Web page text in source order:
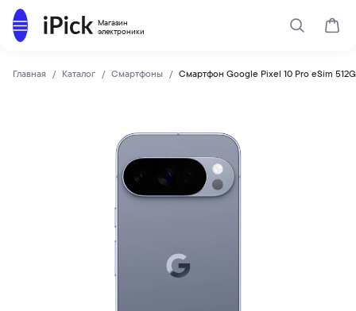
Магазин
электроники
Каталог
Поиск
Главная Каталог Смартфоны Смартфон Google Pixel 10 Pro eSim